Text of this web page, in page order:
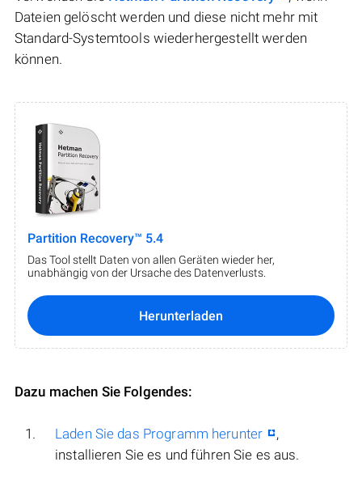
Dateien gelöscht werden und diese nicht mehr mit
Standard-Systemtools wiederhergestellt werden
können.
Partition Recovery™ 5.4
Das Tool stellt Daten von allen Geräten wieder her,
unabhängig von der Ursache des Datenverlusts.
Herunterladen
Dazu machen Sie Folgendes:
Laden Sie das Programm herunter
,
installieren Sie es und führen Sie es aus.